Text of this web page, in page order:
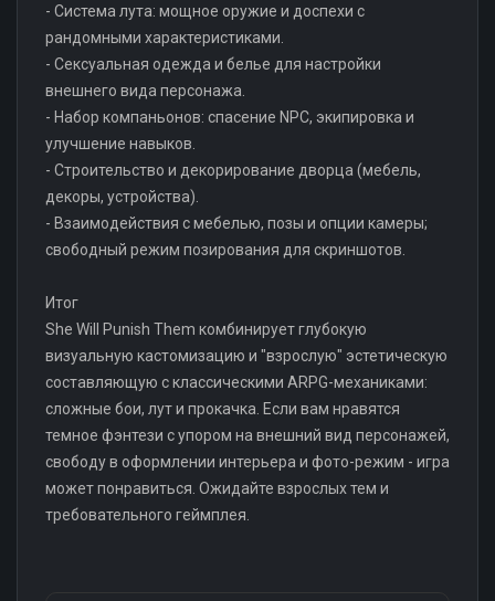
- Система лута: мощное оружие и доспехи с
рандомными характеристиками.
- Сексуальная одежда и белье для настройки
внешнего вида персонажа.
- Набор компаньонов: спасение NPC, экипировка и
улучшение навыков.
- Строительство и декорирование дворца (мебель,
декоры, устройства).
- Взаимодействия с мебелью, позы и опции камеры;
свободный режим позирования для скриншотов.
Итог
She Will Punish Them комбинирует глубокую
визуальную кастомизацию и "взрослую" эстетическую
составляющую с классическими ARPG-механиками:
сложные бои, лут и прокачка. Если вам нравятся
темное фэнтези с упором на внешний вид персонажей,
свободу в оформлении интерьера и фото-режим - игра
может понравиться. Ожидайте взрослых тем и
требовательного геймплея.